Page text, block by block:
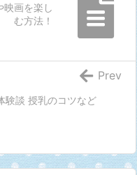
映画を楽し
む方法！
験談 授乳のコツなど
Prev